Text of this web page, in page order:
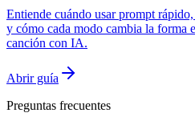
Entiende cuándo usar prompt
y cómo cada modo cambia la forma
canción con IA.
Abrir guía
Preguntas frecuentes